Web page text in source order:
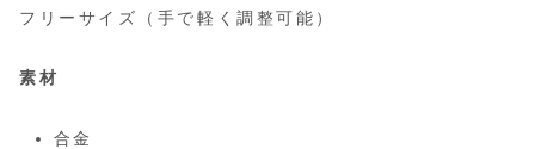
フリーサイズ（手で軽く調整可能）
素材
合金